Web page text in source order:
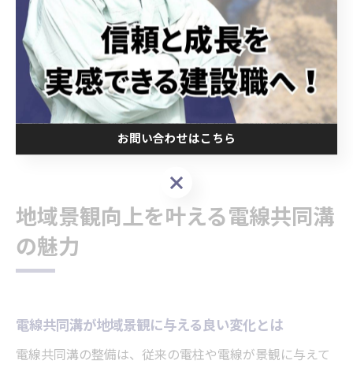
失敗例として、地中埋設物の把握不足や関係機関との調
整遅れにより工期が延長したケースも報告されていま
す。成功のためには、十分な事前調査と関係者間の情報
共有が不可欠です。地域の景観向上や防災力強化を実現
するためにも、現場ごとの柔軟な対応と最新技術の活用
が今後ますます求められます。
地域景観向上を叶える電線共同溝
の魅力
電線共同溝が地域景観に与える良い変化とは
電線共同溝の整備は、従来の電柱や電線が景観に与えて
お問い合わせはこちら
お問い合わせはこちら